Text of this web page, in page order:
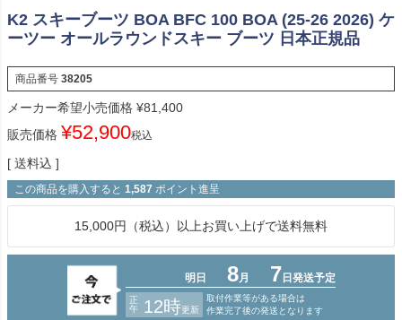
K2 スキーブーツ BOA BFC 100 BOA (25-26 2026) ケ
ーツー オールラウンドスキー ブーツ 日本正規品
商品番号 38205
メーカー希望小売価格 ¥81,400
販売価格 ¥52,900税込
送料込
この商品を購入すると 1,587 ポイント進呈
15,000円（税込）以上お買い上げで送料無料